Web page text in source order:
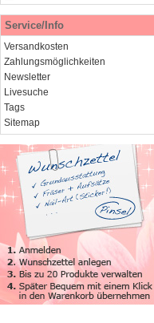
Service/Info
Versandkosten
Zahlungsmöglichkeiten
Newsletter
Livesuche
Tags
Sitemap